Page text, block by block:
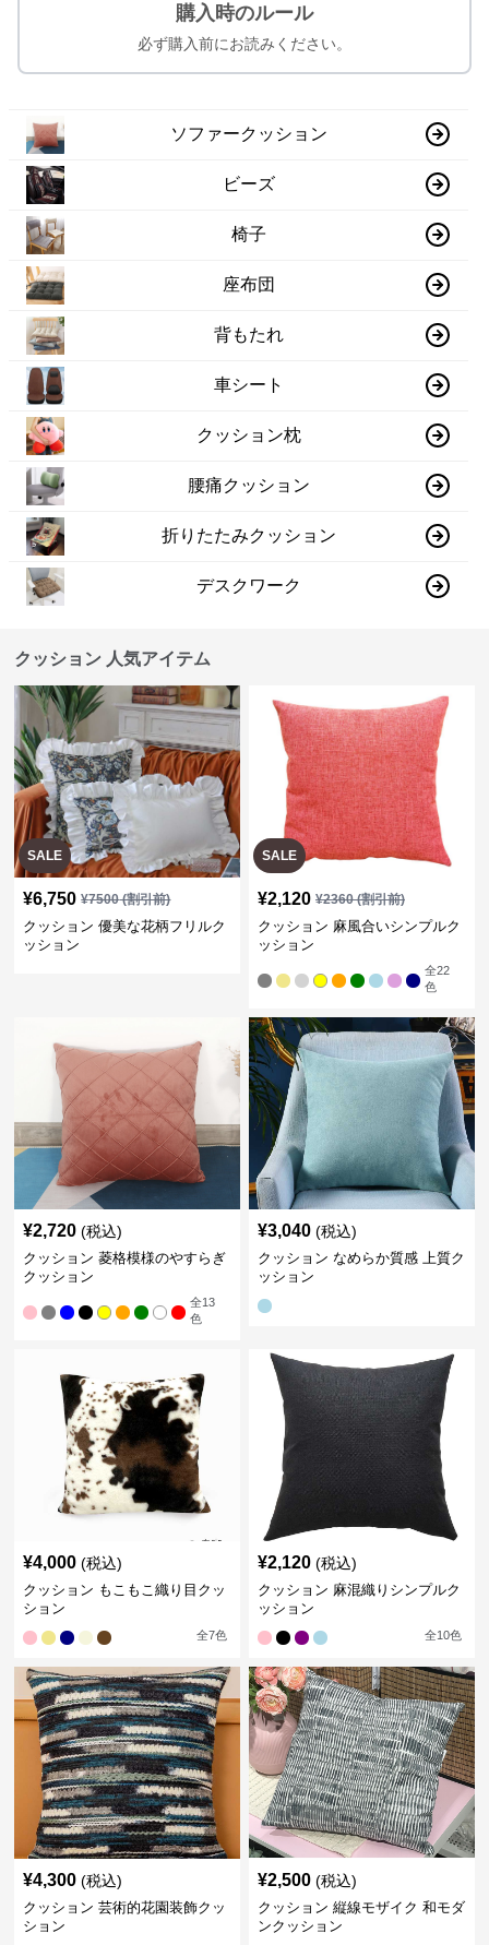
購入時のルール
必ず購入前にお読みください。
ソファークッション
ビーズ
椅子
座布団
背もたれ
車シート
クッション枕
腰痛クッション
折りたたみクッション
デスクワーク
クッション 人気アイテム
SALE
¥6,750 ¥7500(割引前)
クッション 優美な花柄フリルク
ッション
SALE
¥2,120 ¥2360(割引前)
クッション 麻風合いシンプルク
ッション
全22
色
¥2,720 (税込)
クッション 菱格模様のやすらぎ
クッション
全13
色
¥3,040 (税込)
クッション なめらか質感 上質ク
ッション
¥4,000 (税込)
クッション もこもこ織り目クッ
ション
全7色
¥2,120 (税込)
クッション 麻混織りシンプルク
ッション
全10色
¥4,300 (税込)
クッション 芸術的花園装飾クッ
ション
¥2,500 (税込)
クッション 縦線モザイク 和モダ
ンクッション